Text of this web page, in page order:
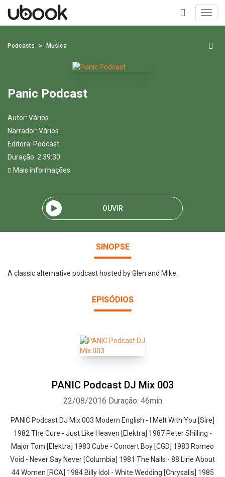
+
Podcasts Música
Panic Podcast
Autor: Vários
Narrador: Vários
Editora: Podcast
Duração: 2:39:30
Mais informações
OUVIR
SINOPSE
A classic alternative podcast hosted by Glen and Mike.
EPISÓDIOS
PANIC Podcast DJ Mix 003
22/08/2016 Duração: 46min
PANIC Podcast DJ Mix 003 Modern English - I Melt With You [Sire]
1982 The Cure - Just Like Heaven [Elektra] 1987 Peter Shilling -
Major Tom [Elektra] 1983 Cube - Concert Boy [CGD] 1983 Romeo
Void - Never Say Never [Columbia] 1981 The Nails - 88 Line About
44 Women [RCA] 1984 Billy Idol - White Wedding [Chrysalis] 1985